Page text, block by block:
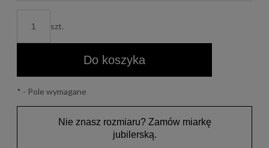
szt.
Do koszyka
* - Pole wymagane
Nie znasz rozmiaru? Zamów miarkę
jubilerską.